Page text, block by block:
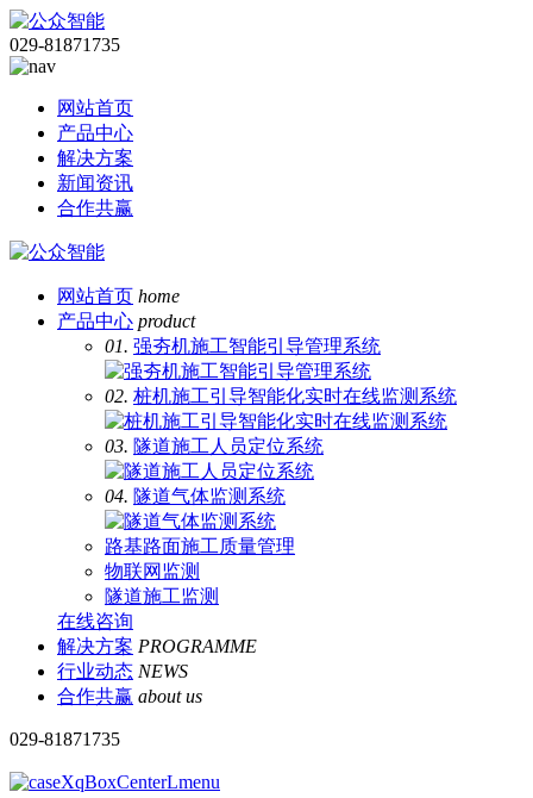
029-81871735
网站首页
产品中心
解决方案
新闻资讯
合作共赢
网站首页 home
产品中心 product
01. 强夯机施工智能引导管理系统
02. 桩机施工引导智能化实时在线监测系统
03. 隧道施工人员定位系统
04. 隧道气体监测系统
路基路面施工质量管理
物联网监测
隧道施工监测
在线咨询
解决方案 PROGRAMME
行业动态 NEWS
合作共赢 about us
029-81871735